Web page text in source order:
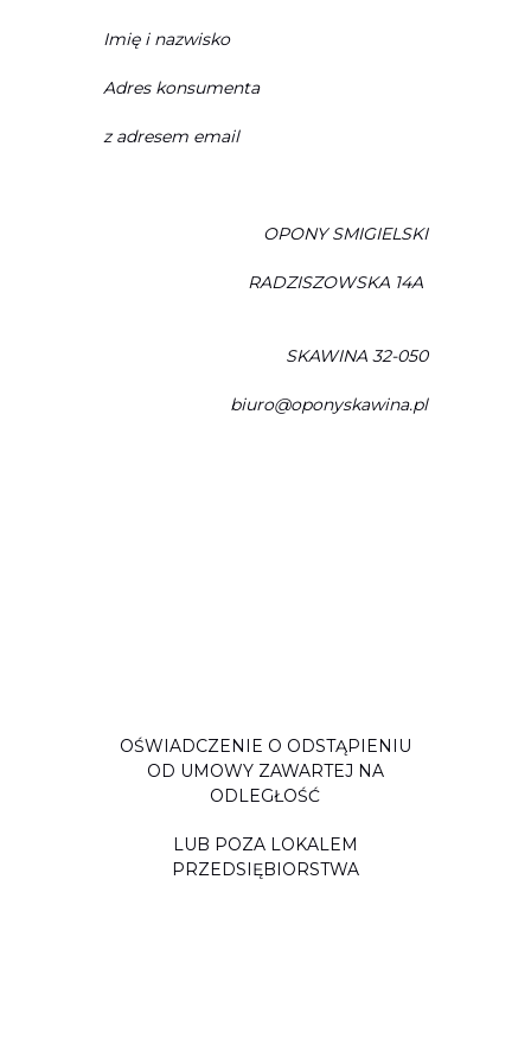
Imię i nazwisko
Adres konsumenta
z adresem email
OPONY SMIGIELSKI
RADZISZOWSKA 14A
SKAWINA 32-050
biuro@oponyskawina.pl
OŚWIADCZENIE O ODSTĄPIENIU
OD UMOWY ZAWARTEJ NA
ODLEGŁOŚĆ
LUB POZA LOKALEM
PRZEDSIĘBIORSTWA